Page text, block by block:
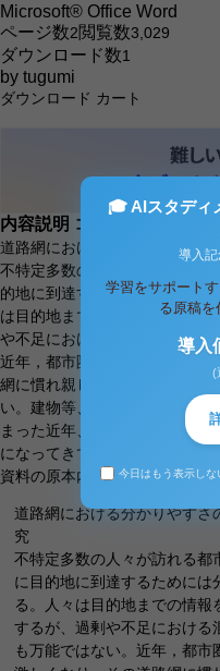
Microsoft® Office Word
ページ数2閲覧数3,029
ダウンロード数1
by tugumi
ダウンロード カート
内容説明 コメント（0件）
道路網における分かりやすさ
不特定多数の人々が訪れる都市
的地に到達するためには分か
は目的地までの情報を得るた
や不足における混乱もしばしば
近年，都市圏では開発による
網に慣れ親しんだ者でさえ新
い。建物等、ランドマークか
まった近年、道路網の基本構
になってきている。当研究の
資料の原本内容
道路網における分かりやすさ
究
不特定多数の人々が訪れる都
に目的地に到達するためには
る。人々は目的地までの情報
するが、過剰や不足における
も万能ではない。近年，都
🎓 AIスタディ
導入
学習をサポート
る原稿を
導入
(
今日はもう表示しな